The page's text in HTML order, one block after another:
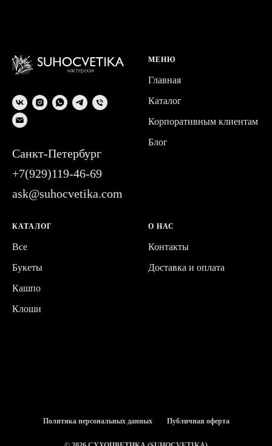
Санкт-Петербург
+7(929)119-46-69
ask@suhocvetika.com
МЕНЮ
Главная
Каталог
Корпоративным клиентам
Блог
КАТАЛОГ
Все
Букеты
Кашпо
Клоши
О НАС
Контакты
Доставка и оплата
Политика персональных данных Публичная оферта